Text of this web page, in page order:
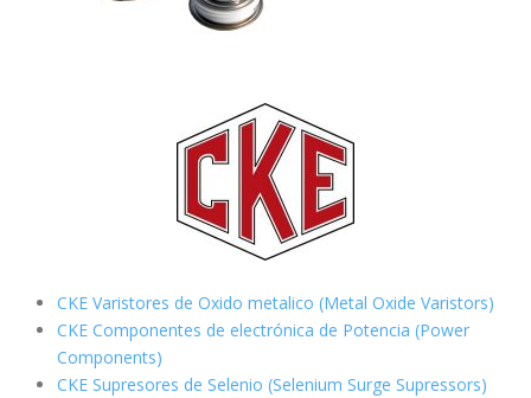
CKE Varistores de Oxido metalico (Metal Oxide Varistors)
CKE Componentes de electrónica de Potencia (Power
Components)
CKE Supresores de Selenio (Selenium Surge Supressors)